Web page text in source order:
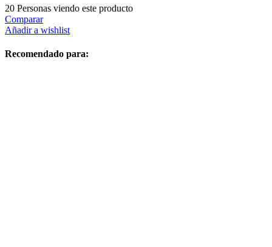
20 Personas viendo este producto
Comparar
Añadir a wishlist
Recomendado para: